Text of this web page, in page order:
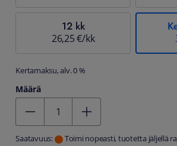
12 kk
26,25 €/kk
Kertamaksu, alv. 0 %
Määrä
Saatavuus:
Toimi nopeasti, tuotetta jäljellä